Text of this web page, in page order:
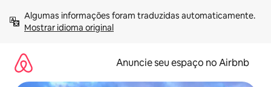
para
Mostrar idioma original
Anuncie seu espaço no Airbnb